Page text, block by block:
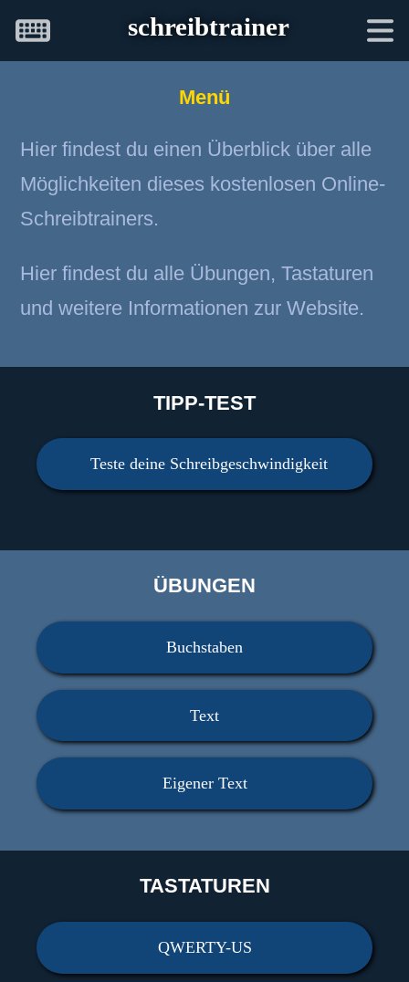
schreibtrainer
Menü
Hier findest du einen Überblick über alle
Möglichkeiten dieses kostenlosen Online-
Schreibtrainers.
Hier findest du alle Übungen, Tastaturen
und weitere Informationen zur Website.
TIPP-TEST
Teste deine Schreibgeschwindigkeit
ÜBUNGEN
Buchstaben
Text
Eigener Text
TASTATUREN
QWERTY-US